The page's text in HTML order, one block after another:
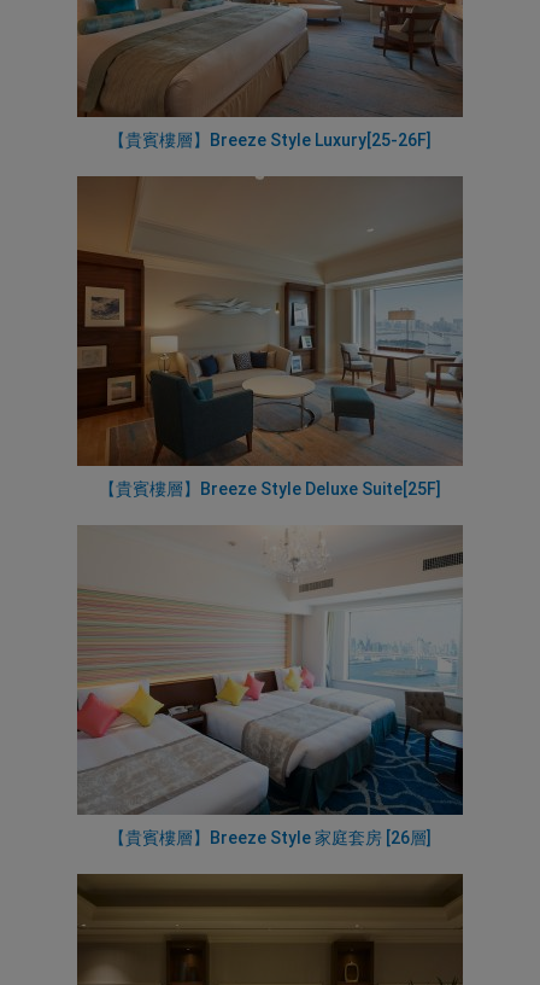
【貴賓樓層】Breeze Style Luxury[25-26F]
【貴賓樓層】Breeze Style Deluxe Suite[25F]
【貴賓樓層】Breeze Style 家庭套房 [26層]